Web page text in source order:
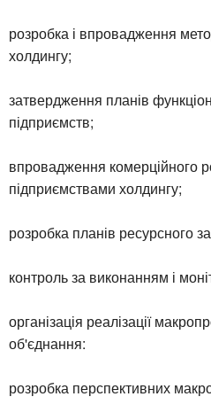
розробка і впровадження
холдингу;
затвердження планів
підприємств;
впровадження комерційного
підприємствами холдингу;
розробка планів ресурсного
контроль за виконанням і
організація реалізації
об'єднання:
розробка перспективних